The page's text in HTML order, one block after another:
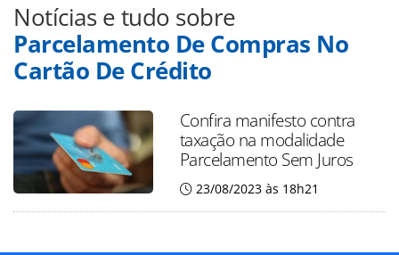
Notícias e tudo sobre
Parcelamento De Compras No
Cartão De Crédito
Confira manifesto contra
taxação na modalidade
Parcelamento Sem Juros
23/08/2023 às 18h21